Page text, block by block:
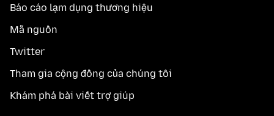
Báo cáo lạm dụng thương hiệu
Mã nguồn
Twitter
Tham gia cộng đồng của chúng tôi
Khám phá bài viết trợ giúp